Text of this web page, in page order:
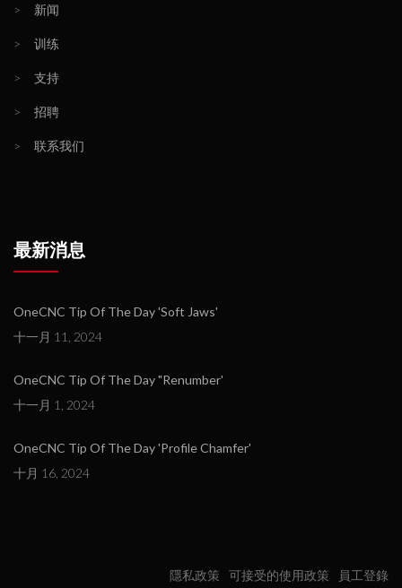
> 新闻
> 训练
> 支持
> 招聘
> 联系我们
最新消息
OneCNC Tip Of The Day 'Soft Jaws'
十一月 11, 2024
OneCNC Tip Of The Day "Renumber'
十一月 1, 2024
OneCNC Tip Of The Day 'Profile Chamfer'
十月 16, 2024
隱私政策 可接受的使用政策
員工登錄